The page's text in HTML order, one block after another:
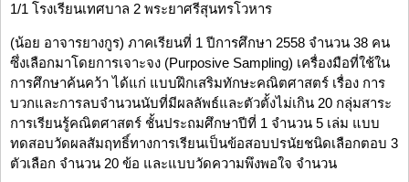
1/1 โรงเรียนเทศบาล 2 พระยาศรีสุนทรโวหาร
(น้อย อาจารยางกูร) ภาคเรียนที่ 1 ปีการศึกษา 2558 จำนวน 38 คน
ซึ่งเลือกมาโดยการเจาะจง (Purposive Sampling) เครื่องมือที่ใช้ใน
การศึกษาค้นคว้า ได้แก่ แบบฝึกเสริมทักษะคณิตศาสตร์ เรื่อง การ
บวกและการลบจำนวนนับที่มีผลลัพธ์และตัวตั้งไม่เกิน 20 กลุ่มสาระ
การเรียนรู้คณิตศาสตร์ ชั้นประถมศึกษาปีที่ 1 จำนวน 5 เล่ม แบบ
ทดสอบวัดผลสัมฤทธิ์ทางการเรียนเป็นข้อสอบปรนัยชนิดเลือกตอบ 3
ตัวเลือก จำนวน 20 ข้อ และแบบวัดความพึงพอใจ จำนวน